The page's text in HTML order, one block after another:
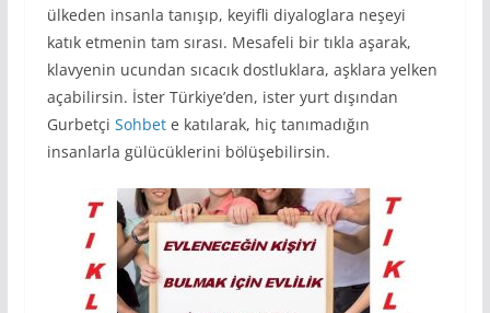
ülkeden insanla tanışıp, keyifli diyaloglara neşeyi
katık etmenin tam sırası. Mesafeli bir tıkla aşarak,
klavyenin ucundan sıcacık dostluklara, aşklara yelken
açabilirsin. İster Türkiye’den, ister yurt dışından
Gurbetçi Sohbete katılarak, hiç tanımadığın
insanlarla gülücüklerini bölüşebilirsin.